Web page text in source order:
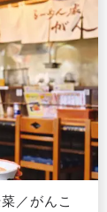
／がんこ